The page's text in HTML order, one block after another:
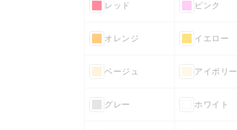
レッド ピンク
オレンジ イエロー
ベージュ アイボリー
グレー ホワイト